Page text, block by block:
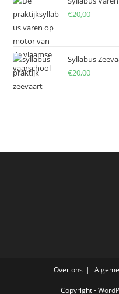
€20,00
Syllabus
€20,00
Over ons
Copyright -